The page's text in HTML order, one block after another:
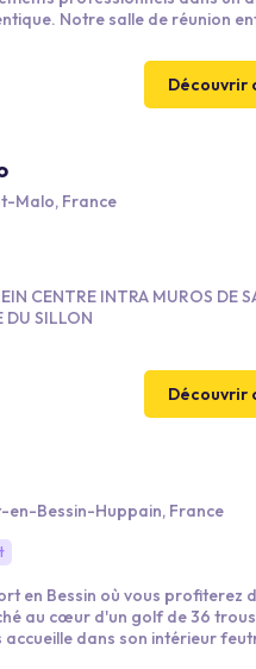
Notre salle de réunion
le networking dans une
Découvrir
Malo, France
CENTRE INTRA MUROS DE
DU SILLON
Découvrir
en-Bessin-Huppain, France
en Bessin où vous profiterez
dans son intérieur